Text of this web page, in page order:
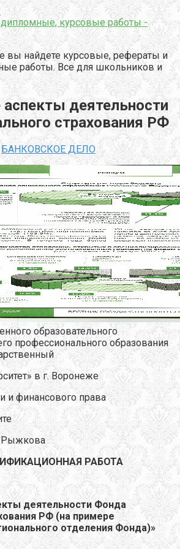
курсовые работы -
вы найдете курсовые, рефераты и
работы. Все для школьников и
деятельности
страхования РФ
БАНКОВСКОЕ ДЕЛО
образовательного
профессионального образования
в г. Воронеже
и финансового права
Рыжкова
РАБОТА
деятельности Фонда
РФ (на примере
отделения Фонда)»